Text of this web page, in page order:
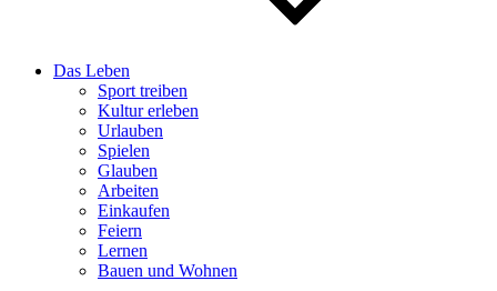
Das Leben
Sport treiben
Kultur erleben
Urlauben
Spielen
Glauben
Arbeiten
Einkaufen
Feiern
Lernen
Bauen und Wohnen